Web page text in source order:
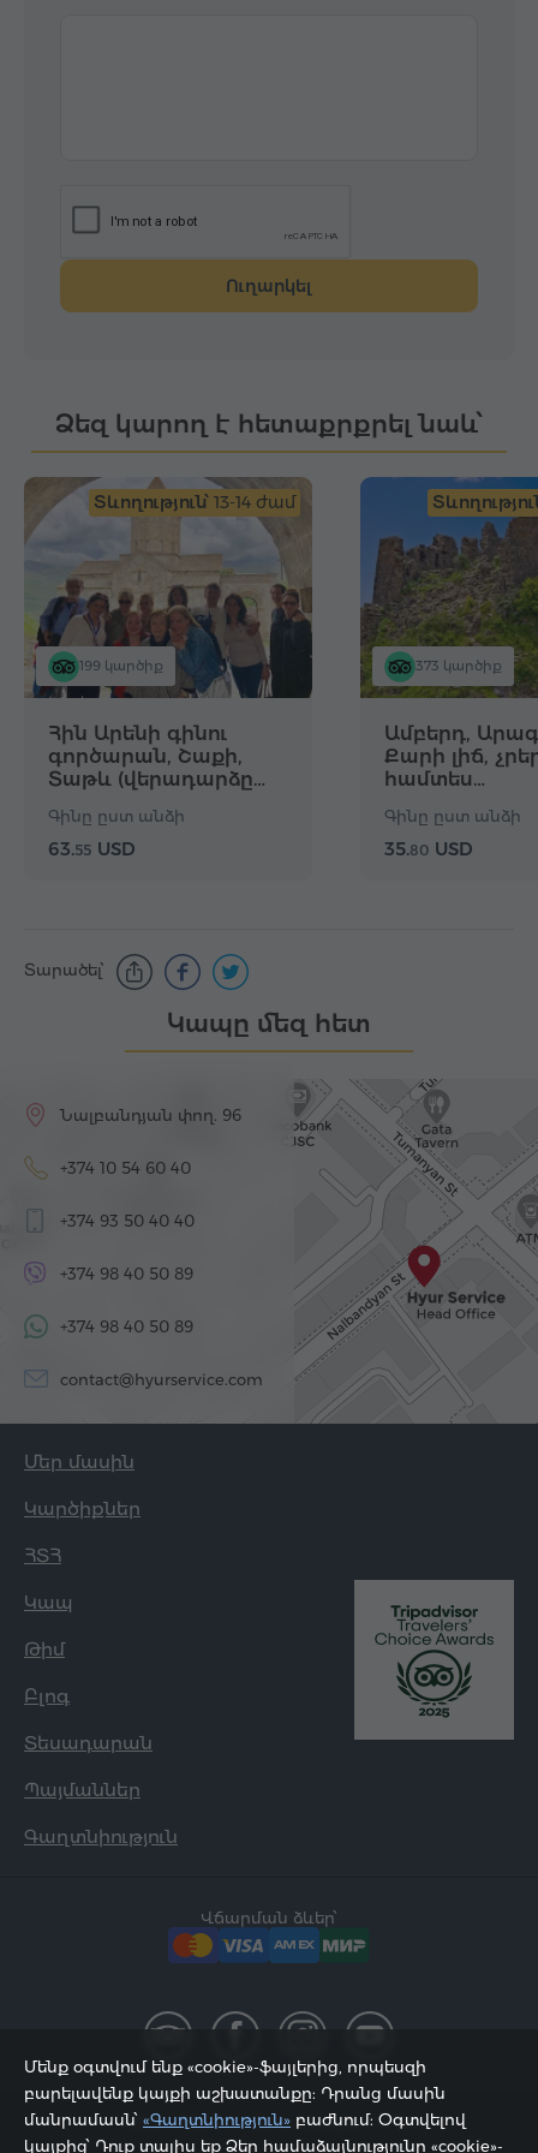
Ուղարկել
Ձեզ կարող է հետաքրքրել նաև՝
Տևողություն՝ 13-14 ժամ
199 կարծիք
Հին Արենի գինու
գործարան, Շաքի,
Տաթև (վերադարձը…
Գինը ըստ անձի
63.55 USD
373 կարծիք
Ամբերդ,
Քարի լիճ,
համտես…
Գինը ըստ անձի
35.80 USD
Տարածել՝
Կապը մեզ հետ
Նալբանդյան փող. 96
+374 10 54 60 40
+374 93 50 40 40
+374 98 40 50 89
+374 98 40 50 89
contact@hyurservice.com
Մեր մասին
Կարծիքներ
ՀՏՀ
Կապ
Թիմ
Բլոգ
Տեսադարան
Պայմաններ
Գաղտնիություն
Վճարման ձևեր՝
2002 - 2026, © «Հյուր Սերվիս» ՍՊԸ;
Մենք օգտվում ենք «cookie»-ֆայլերից, որպեսզի
բարելավենք կայքի աշխատանքը: Դրանց մասին
մանրամասն՝ «Գաղտնիություն» բաժնում: Օգտվելով
կայքից՝ Դուք տալիս եք Ձեր համաձայնությունը «cookie»-